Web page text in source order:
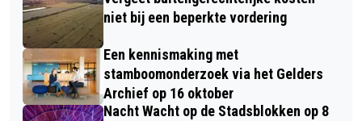
niet bij een beperkte vordering
Een kennismaking met
stamboomonderzoek via het Gelders
Archief op 16 oktober
Nacht Wacht op de Stadsblokken op 8